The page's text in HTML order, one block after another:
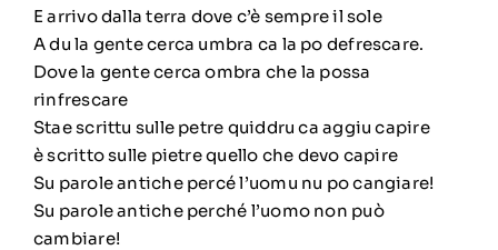
E arrivo dalla terra dove c’è sempre il sole
A du la gente cerca umbra ca la po defrescare.
Dove la gente cerca ombra che la possa
rinfrescare
Stae scrittu sulle petre quiddru ca aggiu capire
è scritto sulle pietre quello che devo capire
Su parole antiche percé l’uomu nu po cangiare!
Su parole antiche perché l’uomo non può
cambiare!